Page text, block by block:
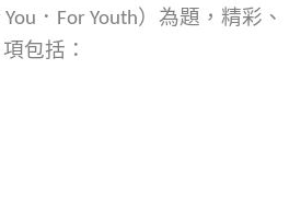
．For Youth）為題，精彩、
包括：